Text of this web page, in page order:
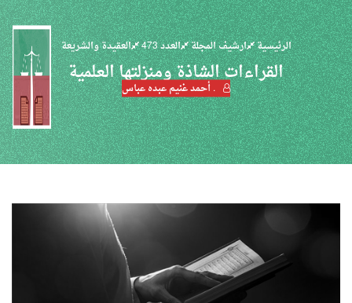
الرئيسية ارشيف المجلة العدد 473 العقيدة والشريعة
القراءات الشاذة ومنزلتها العلمية
. أحمد غنيم عبده عباس